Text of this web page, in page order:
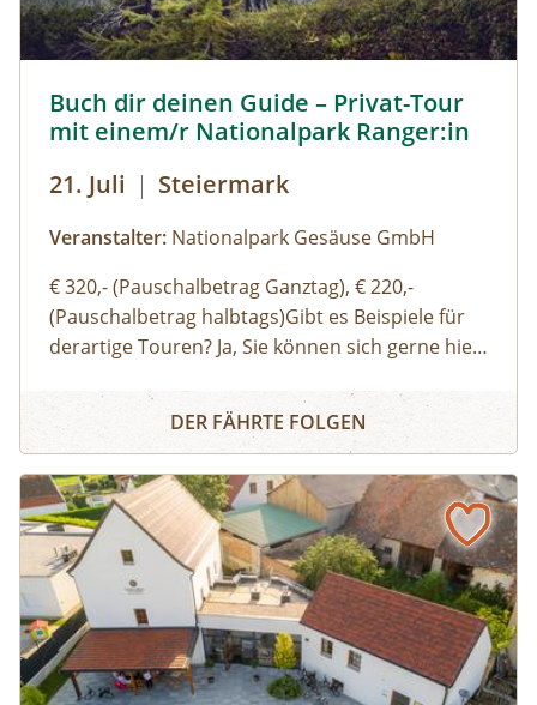
Form vermittelt.
Buch dir deinen Guide – Privat-Tour
mit einem/r Nationalpark Ranger:in
21. Juli | Steiermark
Veranstalter: Nationalpark Gesäuse GmbH
€ 320,- (Pauschalbetrag Ganztag), € 220,-
(Pauschalbetrag halbtags)Gibt es Beispiele für
derartige Touren? Ja, Sie können sich gerne hier
einen Überblick über unsere Standard-Touren
verschaffen. Sie können sich aber auch gerne
oder Aktivitäten wünschen und wir organisieren
eine:n genau für Ihre Bedürfnisse passende:n
Ranger:in. Ich möchte auch gerne eine:n
Bergwanderführer:in oder eine:n Bergführer:in
buchen – wo ist das möglich? Bei schwierigen
Wanderungen in alpine Gipfelregionen,
Klettertouren oder Schitouren sollten Sie sich
Buch dir deinen Guide – Privat-Tour mit einem/r
DER FÄHRTE FOLGEN